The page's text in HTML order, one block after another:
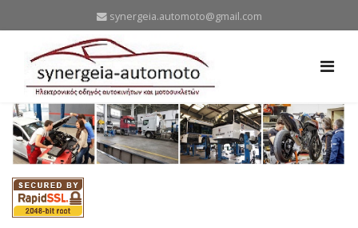
synergeia.automoto@gmail.com